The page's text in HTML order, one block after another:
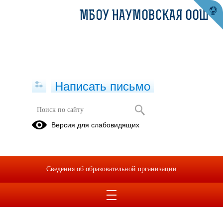
МБОУ НАУМОВСКАЯ ООШ
Написать письмо
Версия для слабовидящих
Сведения об образовательной организации